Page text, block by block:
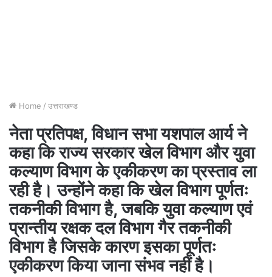
Home / उत्तराखण्ड
नेता प्रतिपक्ष, विधान सभा यशपाल आर्य ने
कहा कि राज्य सरकार खेल विभाग और युवा
कल्याण विभाग के एकीकरण का प्रस्ताव ला
रही है। उन्होंने कहा कि खेल विभाग पूर्णतः
तकनीकी विभाग है, जबकि युवा कल्याण एवं
प्रान्तीय रक्षक दल विभाग गैर तकनीकी
विभाग है जिसके कारण इसका पूर्णतः
एकीकरण किया जाना संभव नहीं है।